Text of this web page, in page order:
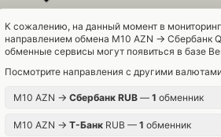
К сожалению, на данный момент в
направлением обмена M10 AZN → Сбербанк
обменные сервисы могут появиться в базе
Посмотрите направления с другими
M10 AZN → Сбербанк RUB — 1 обменник
M10 AZN → Т-Банк RUB — 1 обменник